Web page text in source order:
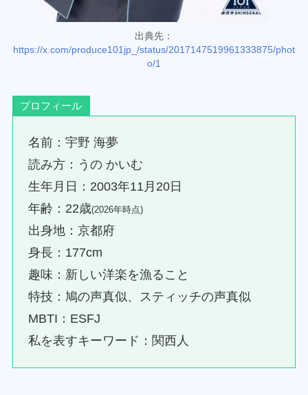
出典先：
https://x.com/produce101jp_/status/2017147519961333875/phot
o/1
プロフィール
名前：宇野 海夢
読み方：うの かいむ
生年月日：2003年11月20日
年齢：22歳(2026年時点)
出身地：京都府
身長：177cm
趣味：新しい洋楽を漁ること
特技：鳩の声真似、スティッチの声真似
MBTI：ESFJ
私を表すキーワード：関西人